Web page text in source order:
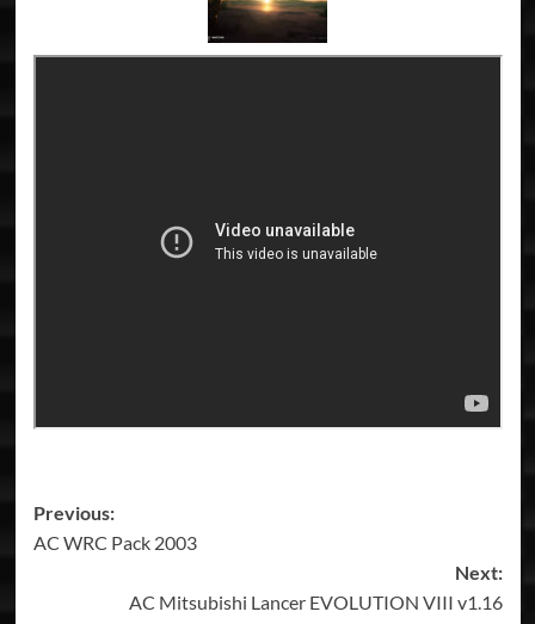
Post
navigation
Previous:
AC WRC Pack 2003
Next:
AC Mitsubishi Lancer EVOLUTION VIII v1.16